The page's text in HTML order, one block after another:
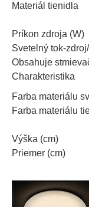
Materiál tienidla
Príkon zdroja (W)
Svetelný tok-
Obsahuje
Charakteristika
Farba materiálu
Farba materiálu
Výška (cm)
Priemer (cm)